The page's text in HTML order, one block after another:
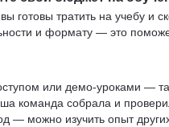
готовы тратить на учебу и
и формату — это
или демо-уроками —
команда собрала и
— можно изучить опыт